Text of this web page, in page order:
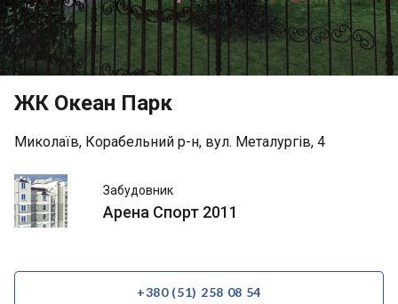
ЖК Океан Парк
Миколаїв, Корабельний р-н, вул. Металургів, 4
Арена
Спорт
2011
Забудовник
Арена Спорт 2011
+380 (51) 258 08 54